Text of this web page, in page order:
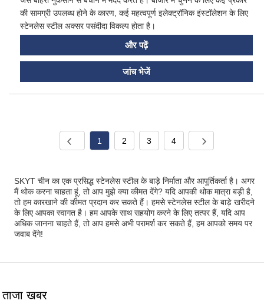
की सामग्री उपलब्ध होने के कारण, कई महत्वपूर्ण इलेक्ट्रॉनिक इंस्टॉलेशन के लिए
स्टेनलेस स्टील अक्सर पसंदीदा विकल्प होता है।
और पढ़ें
जांच भेजें
1 2 3 4
SKYT चीन का एक प्रसिद्ध स्टेनलेस स्टील के बाड़े निर्माता और आपूर्तिकर्ता है। अगर
मैं थोक करना चाहता हूं, तो आप मुझे क्या कीमत देंगे? यदि आपकी थोक मात्रा बड़ी है,
तो हम कारखाने की कीमत प्रदान कर सकते हैं। हमसे स्टेनलेस स्टील के बाड़े खरीदने
के लिए आपका स्वागत है। हम आपके साथ सहयोग करने के लिए तत्पर हैं, यदि आप
अधिक जानना चाहते हैं, तो आप हमसे अभी परामर्श कर सकते हैं, हम आपको समय पर
जवाब देंगे!
ताजा खबर